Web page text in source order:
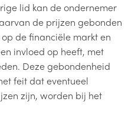
lid kan de ondernemer
de prijzen gebonden
de financiële markt en
invloed op heeft, met
Deze gebondenheid
feit dat eventueel
zijn, worden bij het